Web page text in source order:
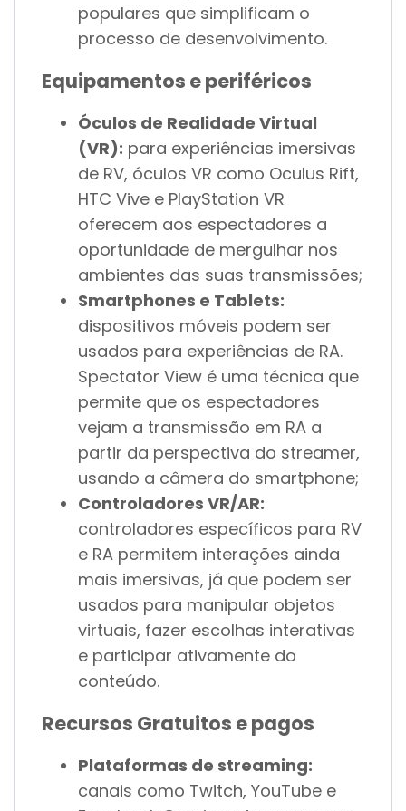
populares que simplificam o
processo de desenvolvimento.
Equipamentos e periféricos
Óculos de Realidade Virtual
(VR): para experiências imersivas
de RV, óculos VR como Oculus Rift,
HTC Vive e PlayStation VR
oferecem aos espectadores a
oportunidade de mergulhar nos
ambientes das suas transmissões;
Smartphones e Tablets:
dispositivos móveis podem ser
usados para experiências de RA.
Spectator View é uma técnica que
permite que os espectadores
vejam a transmissão em RA a
partir da perspectiva do streamer,
usando a câmera do smartphone;
Controladores VR/AR:
controladores específicos para RV
e RA permitem interações ainda
mais imersivas, já que podem ser
usados para manipular objetos
virtuais, fazer escolhas interativas
e participar ativamente do
conteúdo.
Recursos Gratuitos e pagos
Plataformas de streaming:
canais como Twitch, YouTube e